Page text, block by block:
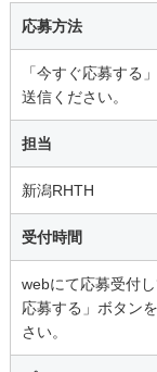
応募方法
「今すぐ応募する
送信ください。
担当
新潟RHTH
受付時間
webにて応募受付
応募する」ボタン
さい。